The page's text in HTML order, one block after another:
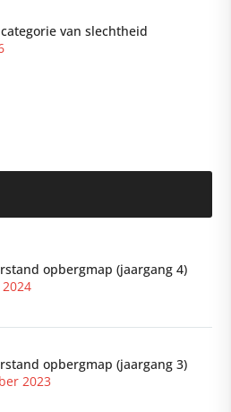
van slechtheid
opbergmap (jaargang 4)
opbergmap (jaargang 3)
2023